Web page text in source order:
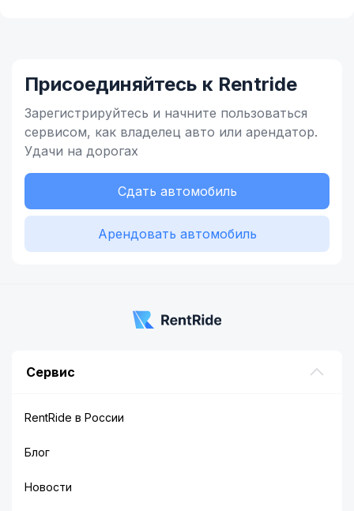
Присоединяйтесь к Rentride
Зарегистрируйтесь и начните пользоваться
сервисом, как владелец авто или арендатор.
Удачи на дорогах
Сдать автомобиль
Арендовать автомобиль
Сервис
RentRide в России
Блог
Новости